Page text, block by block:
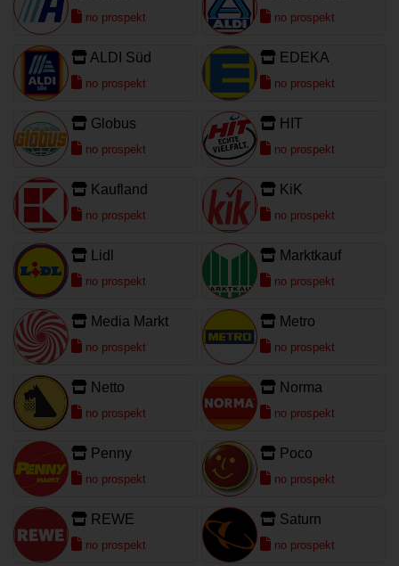
no prospekt no prospekt
ALDI Süd
no prospekt
EDEKA
no prospekt
Globus
no prospekt
HIT
no prospekt
Kaufland
no prospekt
KiK
no prospekt
Lidl
no prospekt
Marktkauf
no prospekt
Media Markt
no prospekt
Metro
no prospekt
Netto
no prospekt
Norma
no prospekt
Penny
no prospekt
Poco
no prospekt
REWE
no prospekt
Saturn
no prospekt